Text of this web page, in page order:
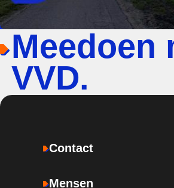
Meedoen
VVD.
Contact
Mensen